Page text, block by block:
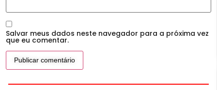
Salvar meus dados neste navegador para a próxima vez
que eu comentar.